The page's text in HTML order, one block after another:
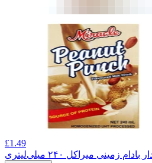
£1.49
زمینی میراکل ۲۴۰ میلی‌لیتری